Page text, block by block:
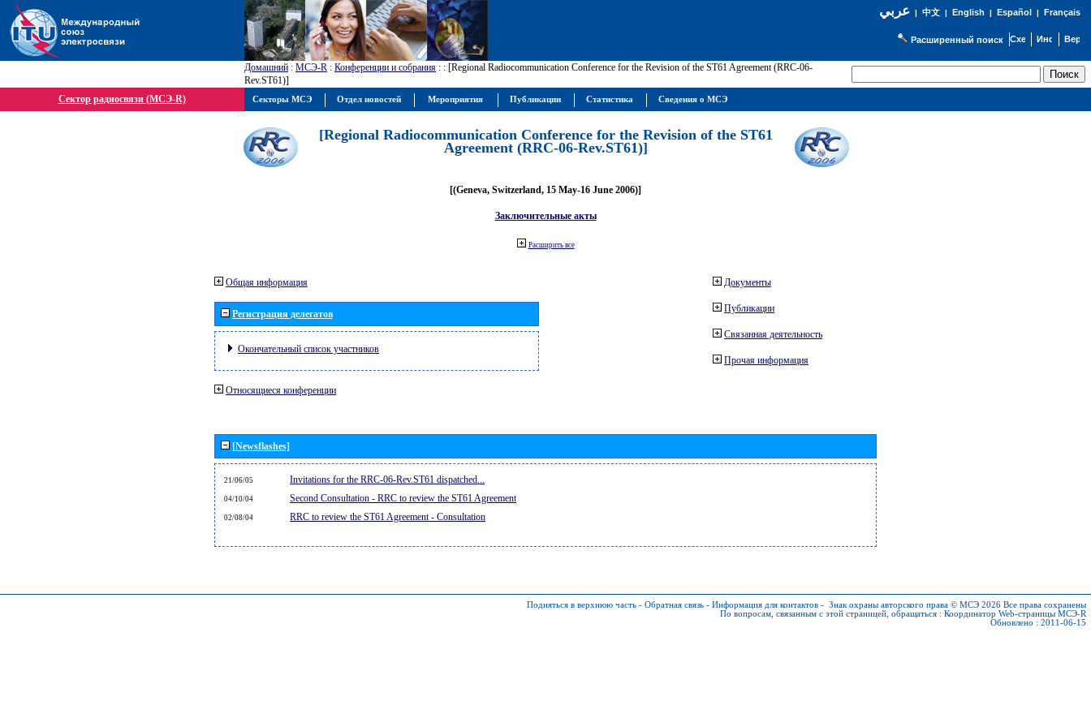
عربي| 中文| English | Español | Français
Расширенный поиск
Домашний : МСЭ-R : Конференции и собрания : : [Regional Radiocommunication Conference for the Revision of the ST61 Agreement (RRC-06-
Rev.ST61)]
Сектор радиосвязи (МСЭ-R)
[Regional Radiocommunication Conference for the Revision of the ST61
Agreement (RRC-06-Rev.ST61)]
[(Geneva, Switzerland, 15 May-16 June 2006)]
Заключительные акты
Расширить все
Общая информация
Регистрация делегатов
Окончательный список участников
Относящиеся конференции
Документы
Публикации
Связанная деятельность
Прочая информация
[Newsflashes]
21/06/05 Invitations for the RRC-06-Rev.ST61 dispatched...
04/10/04 Second Consultation - RRC to review the ST61 Agreement
02/08/04 RRC to review the ST61 Agreement - Consultation
Подняться в верхнюю часть - Обратная связь - Информация для контактов - Знак охраны авторского права © МСЭ 2026 Все права сохранены
По вопросам, связанным с этой страницей, обращаться : Координатор Web-страницы МСЭ-R
Обновлено : 2011-06-15
Секторы МСЭ Отдел новостей Мероприятия Публикации Статистика Сведения о МСЭ